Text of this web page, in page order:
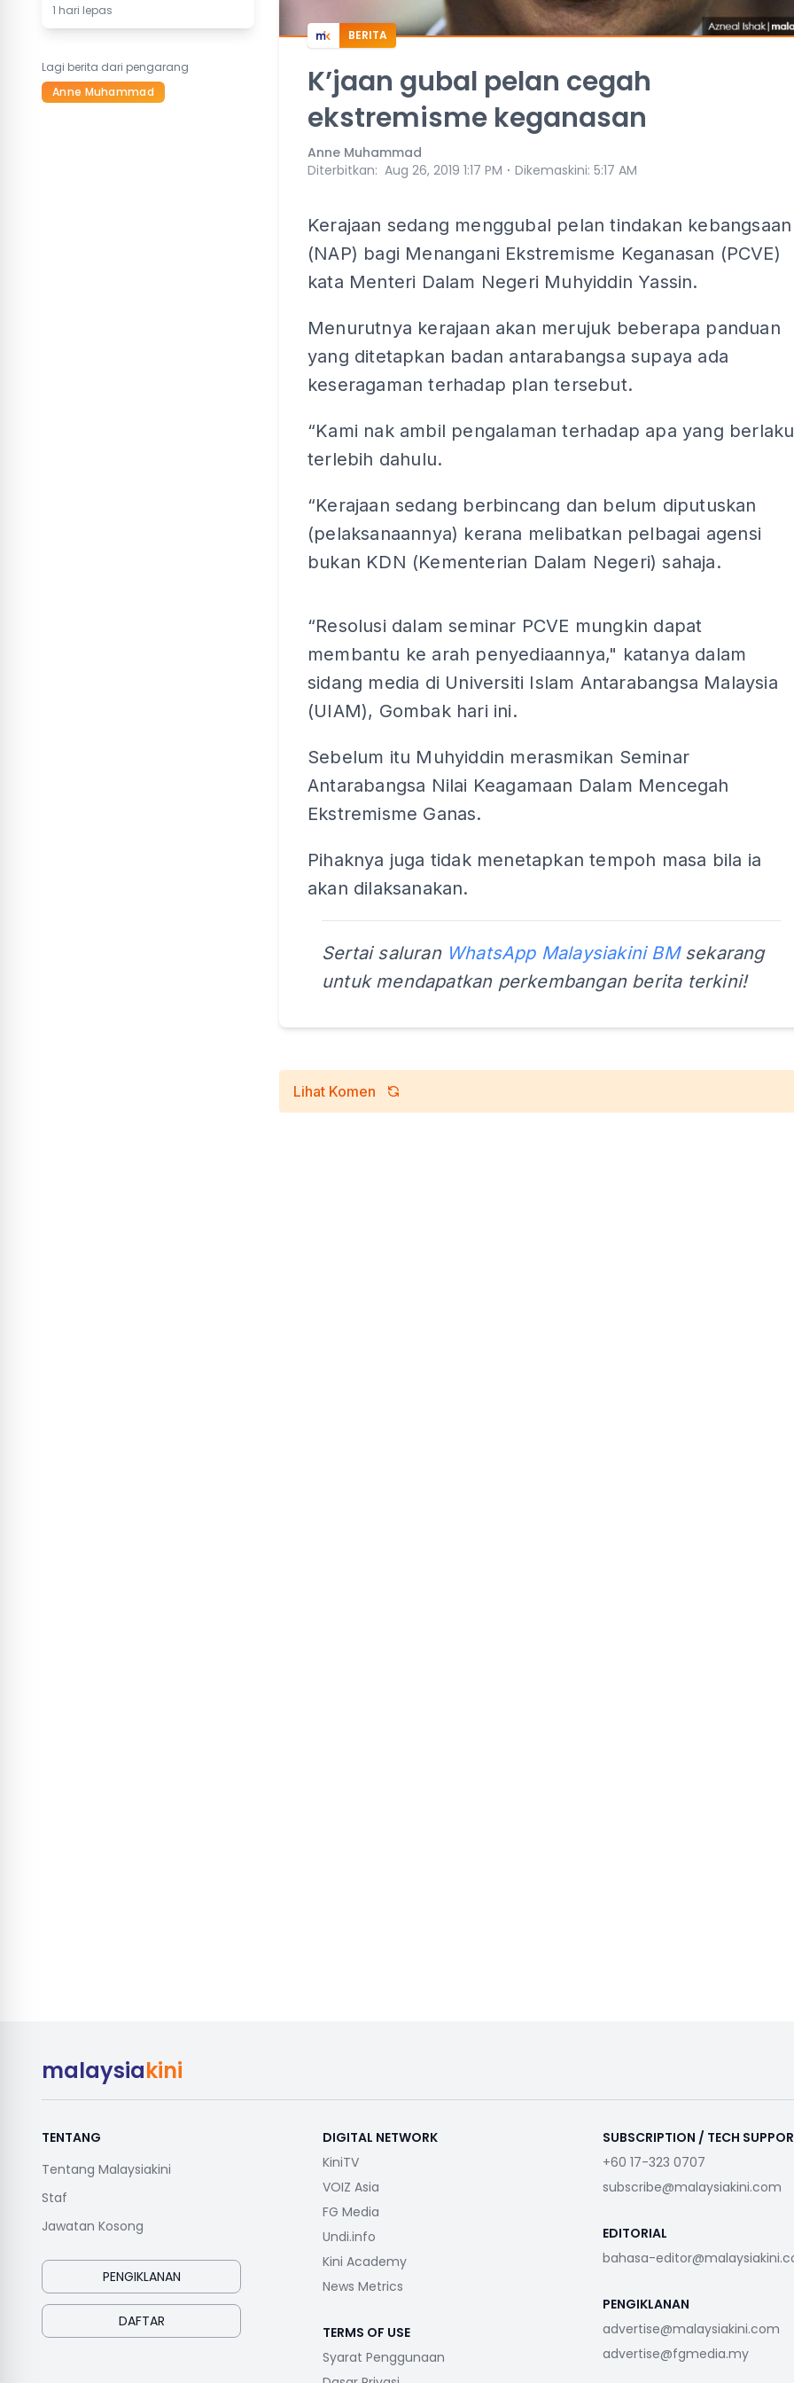
1 hari lepas
Lagi berita dari pengarang
Anne Muhammad
BERITA
K’jaan gubal pelan cegah
ekstremisme keganasan
Anne Muhammad
Diterbitkan: Aug 26, 2019 1:17 PM ⋅ Dikemaskini: 5:17 AM
Kerajaan sedang menggubal pelan tindakan kebangsaan
(NAP) bagi Menangani Ekstremisme Keganasan (PCVE)
kata Menteri Dalam Negeri Muhyiddin Yassin.
Menurutnya kerajaan akan merujuk beberapa panduan
yang ditetapkan badan antarabangsa supaya ada
keseragaman terhadap plan tersebut.
“Kami nak ambil pengalaman terhadap apa yang berlaku
terlebih dahulu.
“Kerajaan sedang berbincang dan belum diputuskan
(pelaksanaannya) kerana melibatkan pelbagai agensi
bukan KDN (Kementerian Dalam Negeri) sahaja.
“Resolusi dalam seminar PCVE mungkin dapat
membantu ke arah penyediaannya," katanya dalam
sidang media di Universiti Islam Antarabangsa Malaysia
(UIAM), Gombak hari ini.
Sebelum itu Muhyiddin merasmikan Seminar
Antarabangsa Nilai Keagamaan Dalam Mencegah
Ekstremisme Ganas.
Pihaknya juga tidak menetapkan tempoh masa bila ia
akan dilaksanakan.
Sertai saluran WhatsApp Malaysiakini BMsekarang
untuk mendapatkan perkembangan berita terkini!
Lihat Komen
malaysiakini
TENTANG
Tentang Malaysiakini
Staf
Jawatan Kosong
PENGIKLANAN
DAFTAR
DIGITAL NETWORK
KiniTV
VOIZ Asia
FG Media
Undi.info
Kini Academy
News Metrics
TERMS OF USE
Syarat Penggunaan
SUBSCRIPTION / TECH
+60 17-323 0707
subscribe@malaysiakini.com
EDITORIAL
bahasa-
PENGIKLANAN
advertise@malaysiakini.com
advertise@fgmedia.my